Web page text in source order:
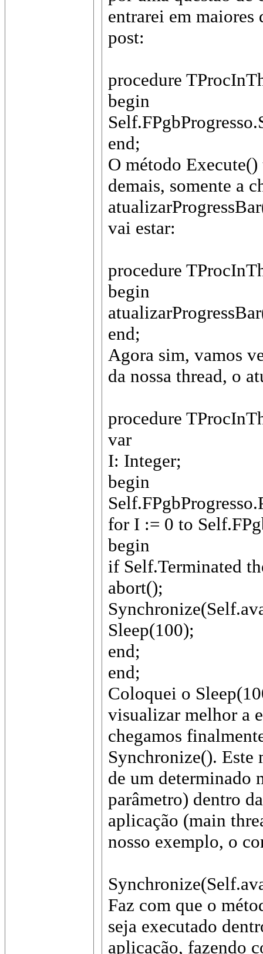
entrarei em
post:
procedure
begin
end;
O método
demais, somente a
vai estar:
procedure
begin
end;
Agora sim, vamos
da nossa thread, o
procedure
var
I: Integer;
begin
for I := 0 to
begin
if Self.Terminated
abort();
Sleep(100);
end;
end;
Coloquei o
visualizar melhor a
chegamos
Synchronize(). Este
de um determinado
parâmetro) dentro
aplicação (main
nosso exemplo, o
Faz com que o
seja executado
aplicação, fazendo